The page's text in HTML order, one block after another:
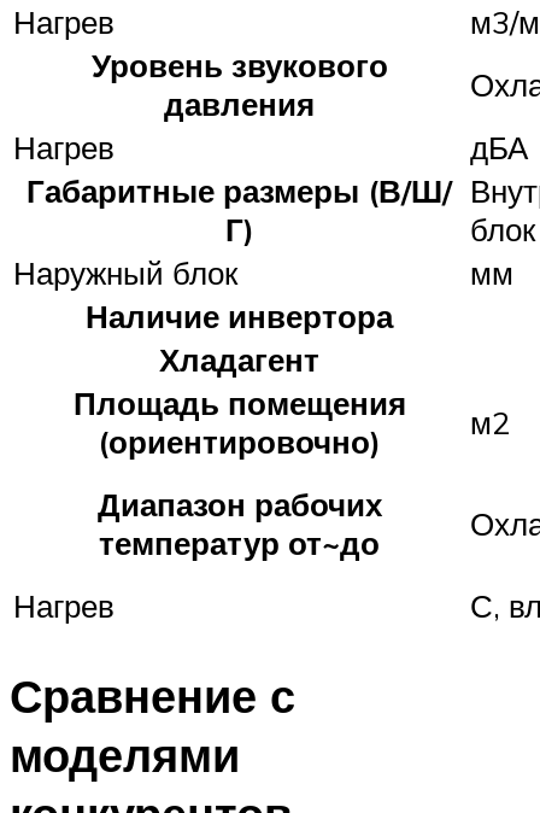
Нагрев
м3/
Уровень звукового
давления
Нагрев
дБА
Габаритные размеры (В/Ш/
Г)
блок
Наружный блок
мм
Наличие инвертора
Хладагент
Площадь помещения
(ориентировочно)
м2
Диапазон рабочих
температур от~до
Нагрев С,
Сравнение с
моделями